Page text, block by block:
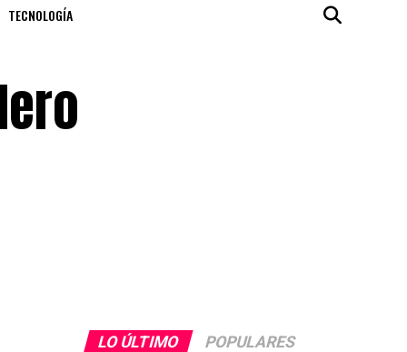
TECNOLOGÍA
LO ÚLTIMO POPULARES